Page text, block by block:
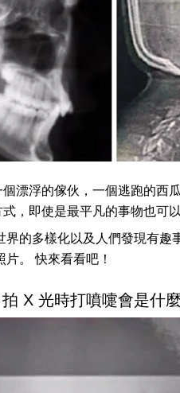
漂浮的傢伙，一個逃跑的西
，即使是最平凡的事物也可以
界的多樣化以及人們發現有趣
。 快來看看吧！
X 光時打噴嚏會是什